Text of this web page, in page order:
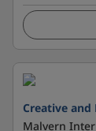
Creative
Malvern